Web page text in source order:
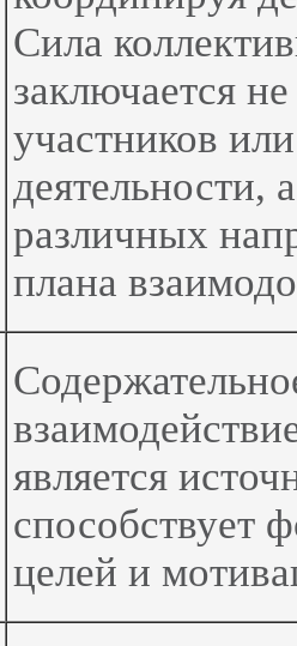
Сила
заключается
участников
деятельности,
различных
плана
является
способствует
целей и